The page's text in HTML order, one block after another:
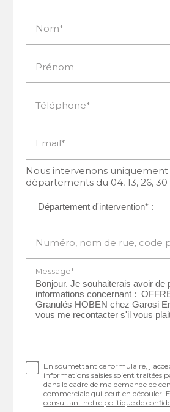
Nom*
Prénom
Téléphone*
Email*
Nous intervenons uniquement
départements du 04, 13, 26,
Numéro, nom de rue, code
Message*
En soumettant ce formulaire,
informations saisies soient traitées
dans le cadre de ma demande de
commerciale qui peut en découler.
consultant notre politique de